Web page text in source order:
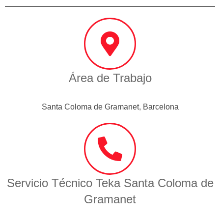
Área de Trabajo
Santa Coloma de Gramanet, Barcelona
Servicio Técnico Teka Santa Coloma de
Gramanet